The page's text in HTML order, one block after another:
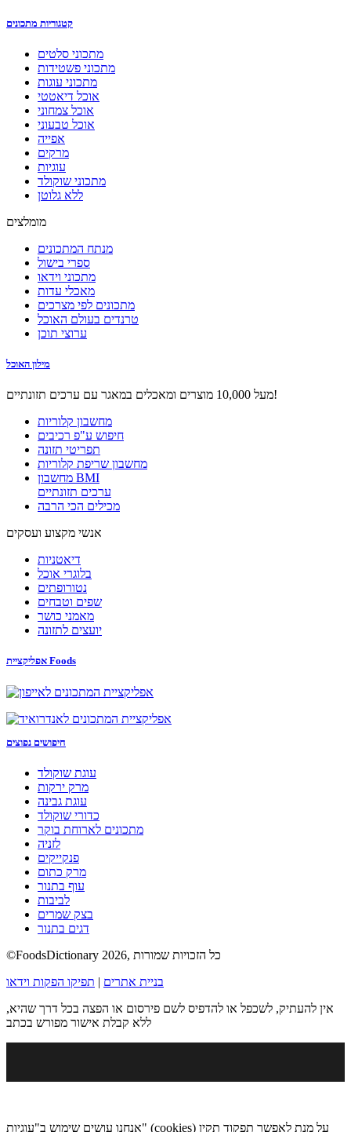
קטגוריות מתכונים
מתכוני סלטים
מתכוני פשטידות
מתכוני עוגות
אוכל דיאטטי
אוכל צמחוני
אוכל טבעוני
אפייה
מרקים
עוגיות
מתכוני שוקולד
ללא גלוטן
מומלצים
מנתח המתכונים
ספרי בישול
מתכוני וידאו
מאכלי עדות
מתכונים לפי מצרכים
טרנדים בעולם האוכל
ערוצי תוכן
מילון האוכל
מעל 10,000 מוצרים ומאכלים במאגר עם ערכים תזונתיים!
מחשבון קלוריות
חיפוש ע"פ רכיבים
תפריטי תזונה
מחשבון שריפת קלוריות
מחשבון BMI
ערכים תזונתיים
מכילים הכי הרבה
אנשי מקצוע ועסקים
דיאטניות
בלוגרי אוכל
נטורופתים
שפים וטבחים
מאמני כושר
יועצים לתזונה
אפליקציית Foods
חיפושים נפוצים
עוגת שוקולד
מרק ירקות
עוגת גבינה
כדורי שוקולד
מתכונים לארוחת בוקר
לזניה
פנקייקים
מרק כתום
עוף בתנור
לביבות
בצק שמרים
דגים בתנור
©FoodsDictionary 2026, כל הזכויות שמורות
בניית אתרים | תפיקו הפקות וידאו
אין להעתיק, לשכפל או להדפיס לשם פירסום או הפצה בכל דרך שהיא,
ללא קבלת אישור מפורש בכתב
אנחנו עושים שימוש ב"עוגיות" (cookies) על מנת לאפשר תפקוד תקין